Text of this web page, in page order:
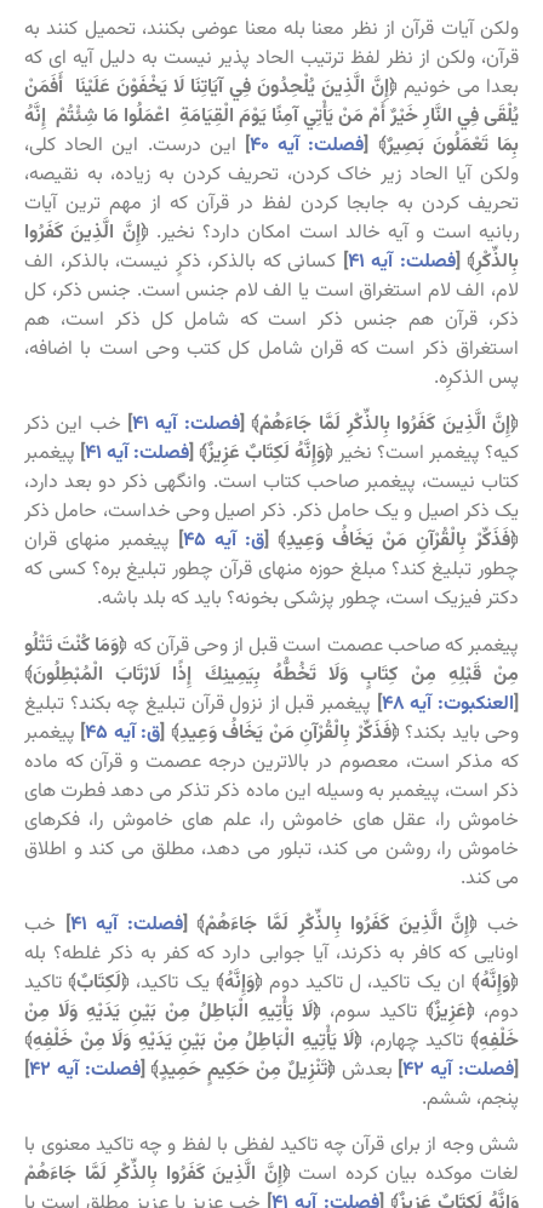
ولکن آیات قرآن از نظر معنا بله معنا عوضی بکنند، تحمیل کنند به
قرآن، ولکن از نظر لفظ ترتیب الحاد پذیر نیست به دلیل آیه ای که
بعدا می خونیم ﴿إِنَّ الَّذِينَ يُلْحِدُونَ فِي آيَاتِنَا لَا يَخْفَوْنَ عَلَيْنَا أَفَمَنْ
يُلْقَى فِي النَّارِ خَيْرٌ أَمْ مَنْ يَأْتِي آمِنًا يَوْمَ الْقِيَامَةِ اعْمَلُوا مَا شِئْتُمْ إِنَّهُ
بِمَا تَعْمَلُونَ بَصِيرٌ﴾ [فصلت: آیه ۴۰ ] این درست. این الحاد کلی،
ولکن آیا الحاد زیر خاک کردن، تحریف کردن به زیاده، به نقیصه،
تحریف کردن به جابجا کردن لفظ در قرآن که از مهم ترین آیات
ربانیه است و آیه خالد است امکان دارد؟ نخیر. ﴿إِنَّ الَّذِينَ كَفَرُوا
بِالذِّكْرِ﴾ [فصلت: آیه ۴۱ ] کسانی که بالذکر، ذکرٍ نیست، بالذکر، الف
لام، الف لام استغراق است یا الف لام جنس است. جنس ذکر، کل
ذکر، قرآن هم جنس ذکر است که شامل کل ذکر است، هم
استغراق ذکر است که قران شامل کل کتب وحی است با اضافه،
پس الذکرِه.
﴿إِنَّ الَّذِينَ كَفَرُوا بِالذِّكْرِ لَمَّا جَاءَهُمْ﴾ [فصلت: آیه ۴۱ ] خب این ذکر
کیه؟ پیغمبر است؟ نخیر ﴿وَإِنَّهُ لَكِتَابٌ عَزِيزٌ﴾ [فصلت: آیه ۴۱ ] پیغمبر
کتاب نیست، پیغمبر صاحب کتاب است. وانگهی ذکر دو بعد دارد،
یک ذکر اصیل و یک حامل ذکر. ذکر اصیل وحی خداست، حامل ذکر
﴿فَذَكِّرْ بِالْقُرْآنِ مَنْ يَخَافُ وَعِيدِ﴾ [ق: آیه ۴۵ ] پیغمبر منهای قران
چطور تبلیغ کند؟ مبلغ حوزه منهای قرآن چطور تبلیغ بره؟ کسی که
دکتر فیزیک است، چطور پزشکی بخونه؟ باید که بلد باشه.
پیغمبر که صاحب عصمت است قبل از وحی قرآن که ﴿وَمَا كُنْتَ تَتْلُو
مِنْ قَبْلِهِ مِنْ كِتَابٍ وَلَا تَخُطُّهُ بِيَمِينِكَ إِذًا لَارْتَابَ الْمُبْطِلُونَ﴾
[العنکبوت: آیه ۴۸ ] پیغمبر قبل از نزول قرآن تبلیغ چه بکند؟ تبلیغ
وحی باید بکند؟ ﴿فَذَكِّرْ بِالْقُرْآنِ مَنْ يَخَافُ وَعِيدِ﴾ [ق: آیه ۴۵ ] پیغمبر
که مذکر است، معصوم در بالاترین درجه عصمت و قرآن که ماده
ذکر است، پیغمبر به وسیله این ماده ذکر تذکر می دهد فطرت های
خاموش را، عقل های خاموش را، علم های خاموش را، فکرهای
خاموش را، روشن می کند، تبلور می دهد، مطلق می کند و اطلاق
می کند.
خب ﴿إِنَّ الَّذِينَ كَفَرُوا بِالذِّكْرِ لَمَّا جَاءَهُمْ﴾ [فصلت: آیه ۴۱ ] خب
اونایی که کافر به ذکرند، آیا جوابی دارد که کفر به ذکر غلطه؟ بله
﴿وَإِنَّهُ﴾ ان یک تاکید، ل تاکید دوم ﴿وَإِنَّهُ﴾ یک تاکید، ﴿لَكِتَابٌ﴾ تاکید
دوم، ﴿عَزِيزٌ﴾ تاکید سوم، ﴿لَا يَأْتِيهِ الْبَاطِلُ مِنْ بَيْنِ يَدَيْهِ وَلَا مِنْ
خَلْفِهِ﴾ تاکید چهارم، ﴿لَا يَأْتِيهِ الْبَاطِلُ مِنْ بَيْنِ يَدَيْهِ وَلَا مِنْ خَلْفِهِ﴾
[فصلت: آیه ۴۲ ] بعدش ﴿تَنْزِيلٌ مِنْ حَكِيمٍ حَمِيدٍ﴾ [فصلت: آیه ۴۲
]
پنجم، ششم.
شش وجه از برای قرآن چه تاکید لفظی با لفظ و چه تاکید معنوی با
لغات موکده بیان کرده است ﴿إِنَّ الَّذِينَ كَفَرُوا بِالذِّكْرِ لَمَّا جَاءَهُمْ